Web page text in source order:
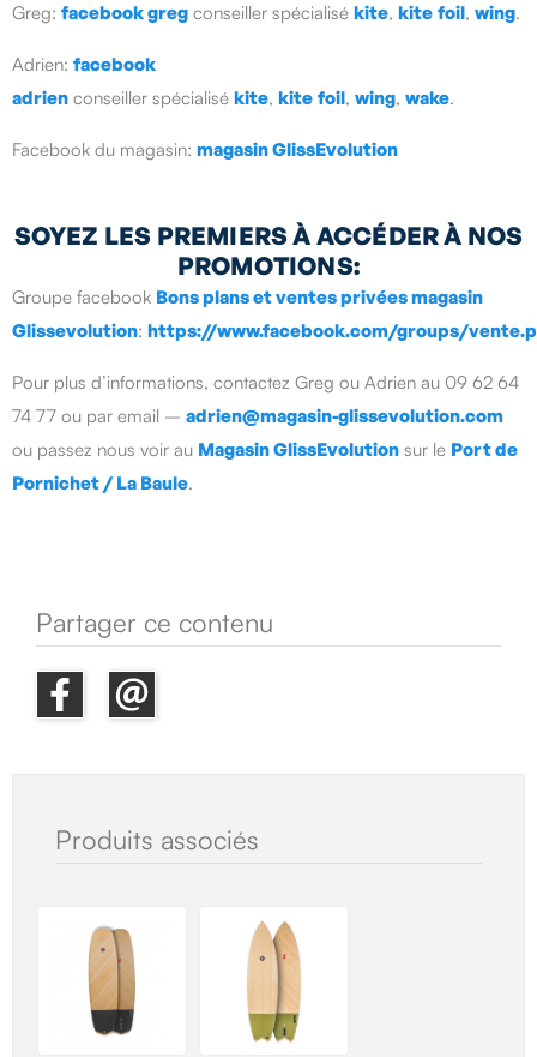
Greg: facebook greg conseiller spécialisé kite, kite foil, wing.
Adrien: facebook
adrien conseiller spécialisé kite, kite foil, wing, wake.
Facebook du magasin: magasin GlissEvolution
SOYEZ LES PREMIERS À ACCÉDER À NOS
PROMOTIONS:
Groupe facebook Bons plans et ventes privées magasin
Glissevolution: https://www.facebook.com/groups/
Pour plus d’informations, contactez Greg ou Adrien au 09 62 64
74 77 ou par email – adrien@magasin-glissevolution.com
ou passez nous voir au Magasin GlissEvolution sur le Port de
Pornichet / La Baule.
Partager ce contenu
Produits associés